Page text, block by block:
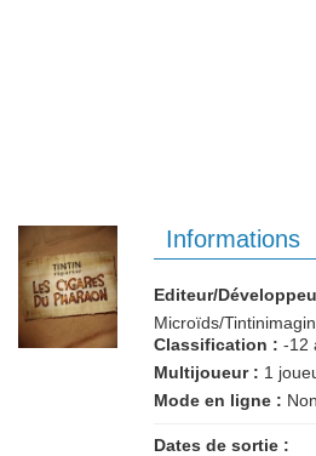
Informations
Editeur/
Microïds/
Classification : -12
Multijoueur : 1
Mode en ligne : Non
Dates de sortie :